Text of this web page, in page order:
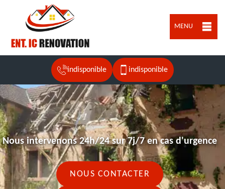
MENU
indisponible indisponible
Nous intervenons 24h/24 sur 7j/7 en cas d'urgence
NOUS CONTACTER